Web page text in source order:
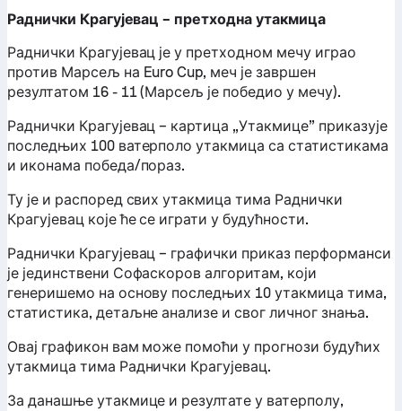
Раднички Крагујевац – претходна утакмица
Раднички Крагујевац је у претходном мечу играо
против Марсељ на Euro Cup, меч је завршен
резултатом 16 - 11 (Марсељ је победио у мечу).
Раднички Крагујевац – картица „Утакмице” приказује
последњих 100 ватерполо утакмица са статистикама
и иконама победа/пораз.
Ту је и распоред свих утакмица тима Раднички
Крагујевац које ће се играти у будућности.
Раднички Крагујевац – графички приказ перформанси
је јединствени Софаскоров алгоритам, који
генеришемо на основу последњих 10 утакмица тима,
статистика, детаљне анализе и свог личног знања.
Овај графикон вам може помоћи у прогнози будућих
утакмица тима Раднички Крагујевац.
За данашње утакмице и резултате у ватерполу,